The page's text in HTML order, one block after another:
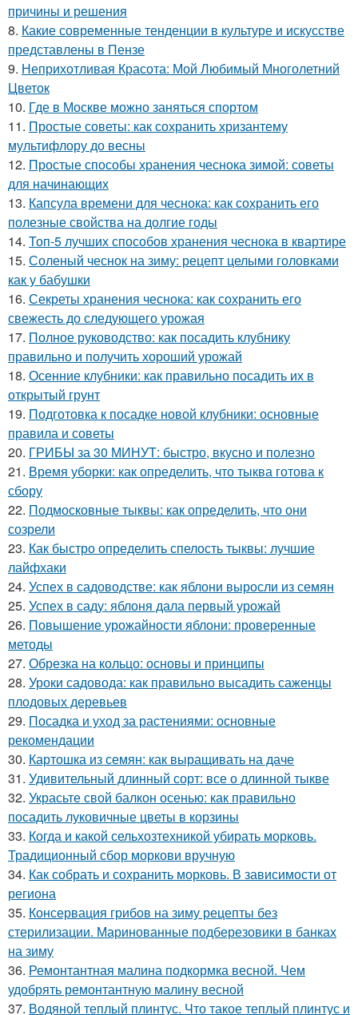
причины и решения
8. Какие современные тенденции в культуре и искусстве
представлены в Пензе
9. Неприхотливая Красота: Мой Любимый Многолетний
Цветок
10. Где в Москве можно заняться спортом
11. Простые советы: как сохранить хризантему
мультифлору до весны
12. Простые способы хранения чеснока зимой: советы
для начинающих
13. Капсула времени для чеснока: как сохранить его
полезные свойства на долгие годы
14. Топ-5 лучших способов хранения чеснока в квартире
15. Соленый чеснок на зиму: рецепт целыми головками
как у бабушки
16. Секреты хранения чеснока: как сохранить его
свежесть до следующего урожая
17. Полное руководство: как посадить клубнику
правильно и получить хороший урожай
18. Осенние клубники: как правильно посадить их в
открытый грунт
19. Подготовка к посадке новой клубники: основные
правила и советы
20. ГРИБЫ за 30 МИНУТ: быстро, вкусно и полезно
21. Время уборки: как определить, что тыква готова к
сбору
22. Подмосковные тыквы: как определить, что они
созрели
23. Как быстро определить спелость тыквы: лучшие
лайфхаки
24. Успех в садоводстве: как яблони выросли из семян
25. Успех в саду: яблоня дала первый урожай
26. Повышение урожайности яблони: проверенные
методы
27. Обрезка на кольцо: основы и принципы
28. Уроки садовода: как правильно высадить саженцы
плодовых деревьев
29. Посадка и уход за растениями: основные
рекомендации
30. Картошка из семян: как выращивать на даче
31. Удивительный длинный сорт: все о длинной тыкве
32. Украсьте свой балкон осенью: как правильно
посадить луковичные цветы в корзины
33. Когда и какой сельхозтехникой убирать морковь.
Традиционный сбор моркови вручную
34. Как собрать и сохранить морковь. В зависимости от
региона
35. Консервация грибов на зиму рецепты без
стерилизации. Маринованные подберезовики в банках
на зиму
36. Ремонтантная малина подкормка весной. Чем
удобрять ремонтантную малину весной
37. Водяной теплый плинтус. Что такое теплый плинтус и